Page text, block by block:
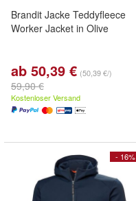
Brandit Jacke Teddyfleece
Worker Jacket in Olive
ab 50,39 € (50,39 €/)
59,90 €
Kostenloser Versand
- 16%